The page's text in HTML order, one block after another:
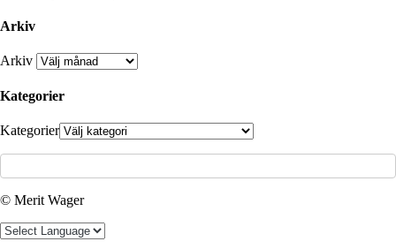
Arkiv
Arkiv
Kategorier
Kategorier
© Merit Wager